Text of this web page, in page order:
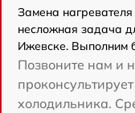
Замена
несложная задача
Ижевске. Выполним
Позвоните нам и
холодильника.